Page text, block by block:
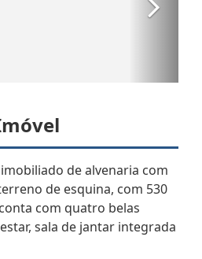
de alvenaria com
de esquina, com 530
com quatro belas
sala de jantar integrada